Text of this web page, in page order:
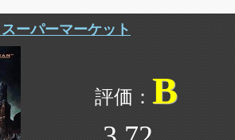
ーパーマーケット
B